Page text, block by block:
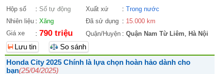
Hộp số : Số tự động Xuất xứ : Trong nước
Nhiên liệu : Xăng Đã sử dụng : 15.000 km
Giá xe
: 790 triệu Quận/Huyện : Quận Nam Từ Liêm, Hà Nội
Lưu tin
So sánh
Honda City 2025 Chính là lựa chọn hoàn hảo dành cho
bạn(25/04/2025)